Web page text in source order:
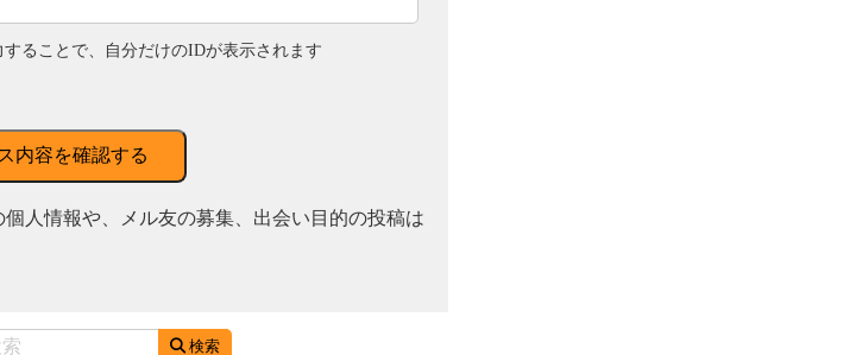
ることで、自分だけのIDが表示されます
内容を確認する
人情報や、メル友の募集、出会い目的の投稿は
検索